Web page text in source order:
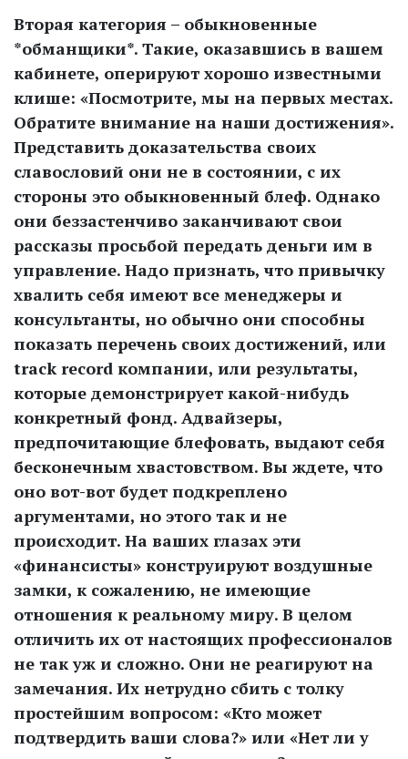
Вторая категория – обыкновенные
*обманщики*. Такие, оказавшись в вашем
кабинете, оперируют хорошо известными
клише: «Посмотрите, мы на первых местах.
Обратите внимание на наши достижения».
Представить доказательства своих
славословий они не в состоянии, с их
стороны это обыкновенный блеф. Однако
они беззастенчиво заканчивают свои
рассказы просьбой передать деньги им в
управление. Надо признать, что привычку
хвалить себя имеют все менеджеры и
консультанты, но обычно они способны
показать перечень своих достижений, или
track record компании, или результаты,
которые демонстрирует какой-нибудь
конкретный фонд. Адвайзеры,
предпочитающие блефовать, выдают себя
бесконечным хвастовством. Вы ждете, что
оно вот-вот будет подкреплено
аргументами, но этого так и не
происходит. На ваших глазах эти
«финансисты» конструируют воздушные
замки, к сожалению, не имеющие
отношения к реальному миру. В целом
отличить их от настоящих профессионалов
не так уж и сложно. Они не реагируют на
замечания. Их нетрудно сбить с толку
простейшим вопросом: «Кто может
подтвердить ваши слова?» или «Нет ли у